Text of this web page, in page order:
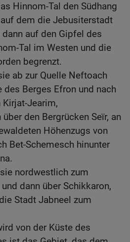
Hinnom-Tal den Südhang
dem die Jebusiterstadt
auf den Gipfel des
Tal im Westen und die
begrenzt.
ab zur Quelle Neftoach
des Berges Efron und nach
Kirjat-Jearim,
den Bergrücken Seïr, an
Höhenzugs von
Bet-Schemesch hinunter
nordwestlich zum
dann über Schikkaron,
Stadt Jabneel zum
von der Küste des